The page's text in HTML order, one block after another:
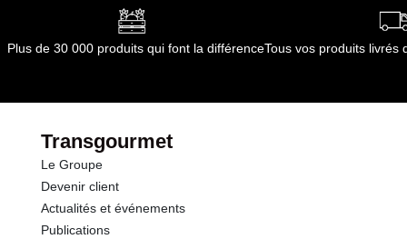
Plus de 30 000 produits qui font la différenceTous vos produits livrés
Transgourmet
Le Groupe
Devenir client
Actualités et événements
Publications